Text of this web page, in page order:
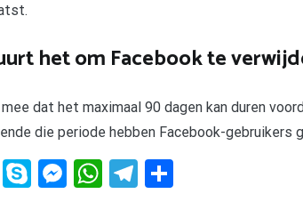
het om Facebook te
dat het maximaal 90 dagen kan duren
die periode hebben Facebook-
RedditSkypeMessenger
WhatsApp
Telegram